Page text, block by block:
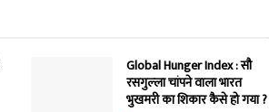
Global Hunger Index : सौ
रसगुल्‍ला चांपने वाला भारत
भुखमरी का शिकार कैसे हो गया ?